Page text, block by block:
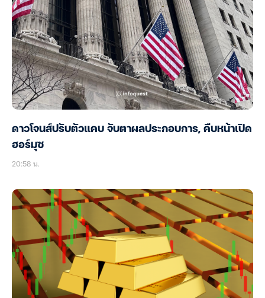
ททท. ร่วมมือกับ จุฬาฯ จัดสัมมนาทางวิชาการและการ
ตลาดเชิงรุก เผยเคล็ดลับปรับธุรกิจท่องเที่ยวไทย “ขาย
ได้ ขายดี ขายนาน”
21:05 น.
ดาวโจนส์ปรับตัวแคบ จับตาผลประกอบการ, คืบหน้าเปิด